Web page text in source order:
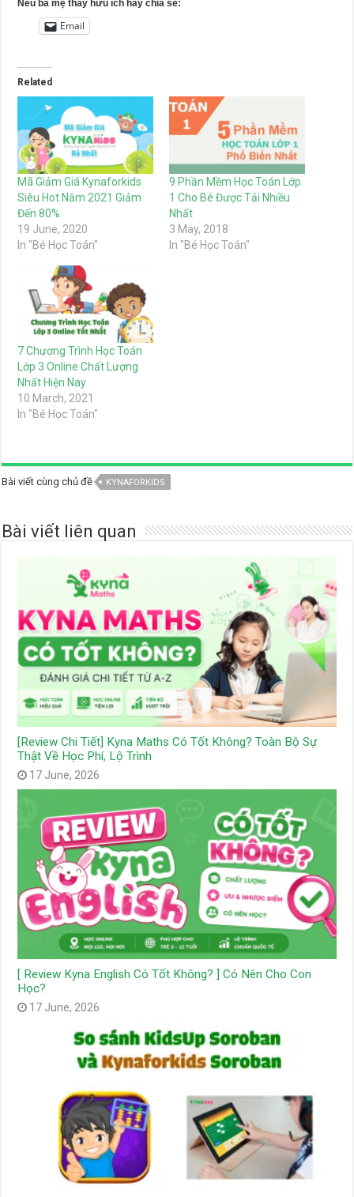
Nếu ba mẹ thấy hữu ích hãy chia sẻ:
Email
Related
Mã Giảm Giá Kynaforkids
Siêu Hot Năm 2021 Giảm
Đến 80%
19 June, 2020
In "Bé Học Toán"
9 Phần Mềm Học Toán Lớp
1 Cho Bé Được Tải Nhiều
Nhất
3 May, 2018
In "Bé Học Toán"
7 Chương Trình Học Toán
Lớp 3 Online Chất Lượng
Nhất Hiện Nay
10 March, 2021
In "Bé Học Toán"
Bài viết cùng chủ đề KYNAFORKIDS
Bài viết liên quan
[Review Chi Tiết] Kyna Maths Có Tốt Không? Toàn Bộ Sự
Thật Về Học Phí, Lộ Trình
17 June, 2026
[ Review Kyna English Có Tốt Không? ] Có Nên Cho Con
Học?
17 June, 2026